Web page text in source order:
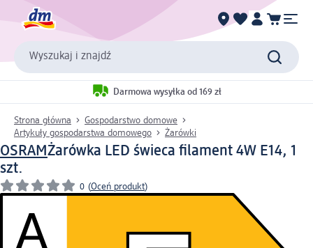
Wyszukaj i znajdź
Darmowa wysyłka od 169 zł
Strona główna
Gospodarstwo domowe
Artykuły gospodarstwa domowego
Żarówki
OSRAMŻarówka LED świeca filament 4W E14, 1
szt.
0 (Oceń produkt)
A